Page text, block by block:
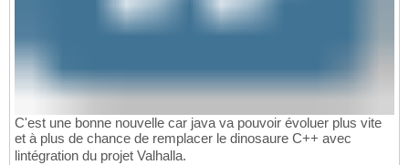
C'est une bonne nouvelle car java va pouvoir évoluer plus vite
et à plus de chance de remplacer le dinosaure C++ avec
lintégration du projet Valhalla.